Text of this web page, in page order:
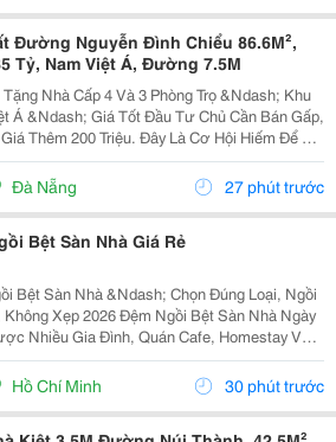
Đường Nguyễn Đình Chiểu 86.6M²,
Tỷ, Nam Việt Á, Đường 7.5M
Nhà Cấp 4 Và 3 Phòng Trọ &Ndash; Khu
Á &Ndash; Giá Tốt Đầu Tư Chủ Cần Bán Gấp,
Thêm 200 Triệu. Đây Là Cơ Hội Hiếm Để Sở
Đẹp Tại Đường Nguyễn Đình Chiểu, Khu
Á &Ndash; Một Trong Những Khu Vực Có...
Đà Nẵng 27 phút trước
Bệt Sàn Nhà Giá Rẻ
Bệt Sàn Nhà &Ndash; Chọn Đúng Loại, Ngồi
2026 Đệm Ngồi Bệt Sàn Nhà Ngày
Nhiều Gia Đình, Quán Cafe, Homestay Và
Thư Giãn Lựa Chọn Nhờ Sự Tiện Lợi, Gọn
Tạo Cảm Giác Ngồi Thoải Mái. Tuy Nhiên Để...
Hồ Chí Minh 30 phút trước